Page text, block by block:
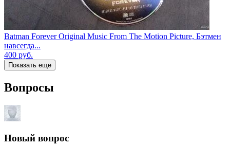
Batman Forever Original Music From The Motion Picture, Бэтмен
навсегда...
400 руб.
Показать еще
Вопросы
Новый вопрос